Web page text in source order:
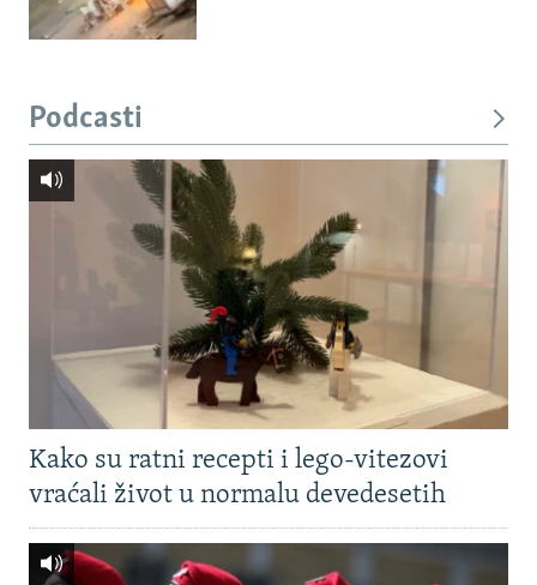
Podcasti
Kako su ratni recepti i lego-vitezovi
vraćali život u normalu devedesetih